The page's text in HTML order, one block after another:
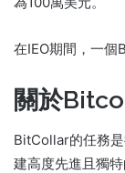
在IEO期間，一個
關於
BitCollar的任務
建高度先進且獨